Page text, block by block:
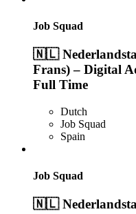
Job Squad
🇳🇱
Frans) – Digital
Full Time
Dutch
Job Squad
Spain
Job Squad
🇳🇱